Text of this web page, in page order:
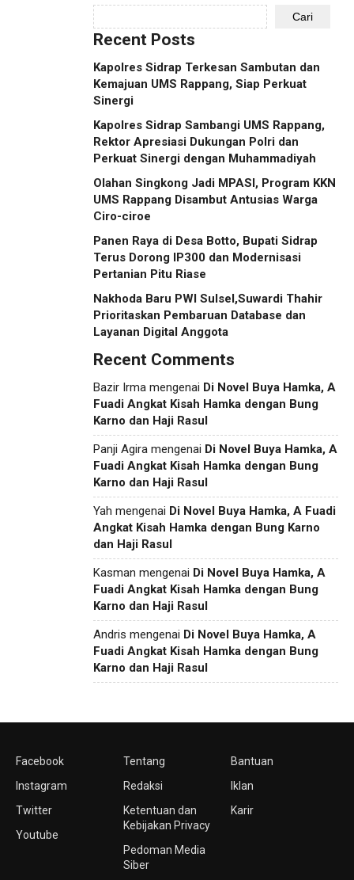
Cari
Recent Posts
Kapolres Sidrap Terkesan Sambutan dan
Kemajuan UMS Rappang, Siap Perkuat
Sinergi
Kapolres Sidrap Sambangi UMS Rappang,
Rektor Apresiasi Dukungan Polri dan
Perkuat Sinergi dengan Muhammadiyah
Olahan Singkong Jadi MPASI, Program KKN
UMS Rappang Disambut Antusias Warga
Ciro-ciroe
Panen Raya di Desa Botto, Bupati Sidrap
Terus Dorong IP300 dan Modernisasi
Pertanian Pitu Riase
Nakhoda Baru PWI Sulsel,Suwardi Thahir
Prioritaskan Pembaruan Database dan
Layanan Digital Anggota
Recent Comments
Bazir Irma mengenai Di Novel Buya Hamka, A
Fuadi Angkat Kisah Hamka dengan Bung
Karno dan Haji Rasul
Panji Agira mengenai Di Novel Buya Hamka, A
Fuadi Angkat Kisah Hamka dengan Bung
Karno dan Haji Rasul
Yah mengenai Di Novel Buya Hamka, A Fuadi
Angkat Kisah Hamka dengan Bung Karno
dan Haji Rasul
Kasman mengenai Di Novel Buya Hamka, A
Fuadi Angkat Kisah Hamka dengan Bung
Karno dan Haji Rasul
Andris mengenai Di Novel Buya Hamka, A
Fuadi Angkat Kisah Hamka dengan Bung
Karno dan Haji Rasul
Facebook
Instagram
Twitter
Youtube
Tentang
Redaksi
Ketentuan dan
Kebijakan Privacy
Pedoman Media
Siber
Bantuan
Iklan
Karir